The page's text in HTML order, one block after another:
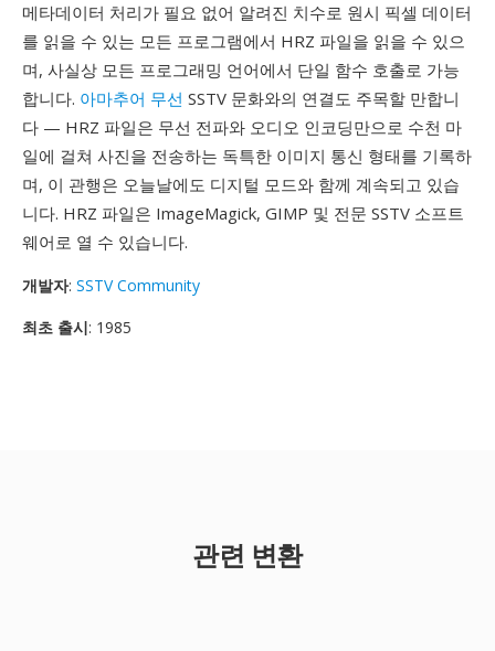
메타데이터 처리가 필요 없어 알려진 치수로 원시 픽셀 데이터
를 읽을 수 있는 모든 프로그램에서 HRZ 파일을 읽을 수 있으
며, 사실상 모든 프로그래밍 언어에서 단일 함수 호출로 가능
합니다. 아마추어 무선 SSTV 문화와의 연결도 주목할 만합니
다 — HRZ 파일은 무선 전파와 오디오 인코딩만으로 수천 마
일에 걸쳐 사진을 전송하는 독특한 이미지 통신 형태를 기록하
며, 이 관행은 오늘날에도 디지털 모드와 함께 계속되고 있습
니다. HRZ 파일은 ImageMagick, GIMP 및 전문 SSTV 소프트
웨어로 열 수 있습니다.
개발자: SSTV Community
최초 출시: 1985
관련 변환